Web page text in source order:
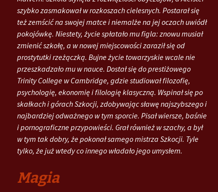
szybko zasmakował w rozkoszach cielesnych. Postarał się
też zemścić na swojej matce i niemalże na jej oczach uwiódł
pokojówkę. Niestety, życie spłatało mu figla: znowu musiał
zmienić szkołę, a w nowej miejscowości zaraził się od
prostytutki rzeżączką. Bujne życie towarzyskie wcale nie
przeszkadzało mu w nauce. Dostał się do prestiżowego
Trinity College w Cambridge, gdzie studiował filozofię,
psychologię, ekonomię i filologię klasyczną. Wspinał się po
skałkach i górach Szkocji, zdobywając sławę najszybszego i
najbardziej odważnego w tym sporcie. Pisał wiersze, baśnie
i pornograficzne przypowieści. Grał również w szachy, a był
w tym tak dobry, że pokonał samego mistrza Szkocji. Tyle
tylko, że już wtedy co innego władało jego umysłem.
Magia